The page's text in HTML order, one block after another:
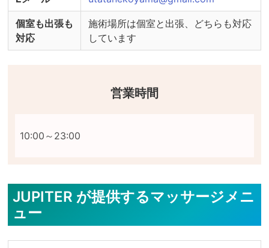
個室も出張も
対応
施術場所は個室と出張、どちらも対応
しています
営業時間
JUPITER が提供するマッサージメニ
ュー